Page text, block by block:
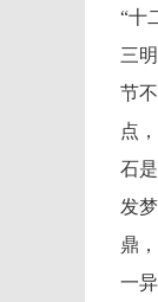
“十
三
节
点
石
发
鼎
一